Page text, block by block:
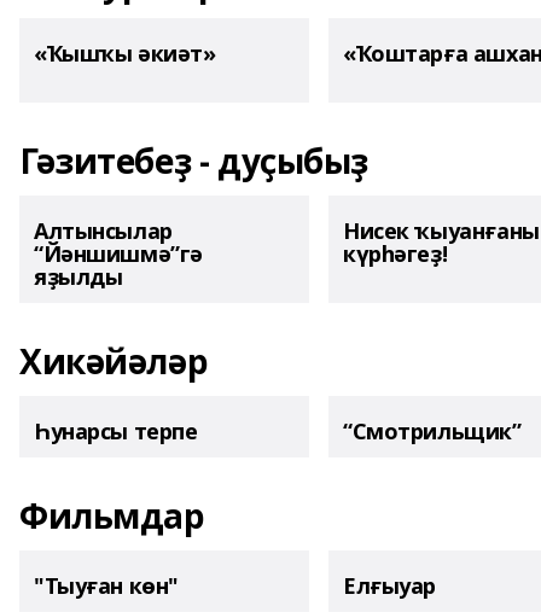
«Ҡышҡы әкиәт» «Ҡоштарға
Гәзитебеҙ - дуҫыбыҙ
Алтынсылар
“Йәншишмә”гә
яҙылды
Нисек
күрһәгеҙ!
Хикәйәләр
Һунарсы терпе “Смотрильщик”
Фильмдар
"Тыуған көн" Елғыуар